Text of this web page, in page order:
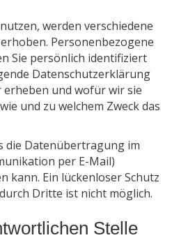
werden verschiedene
Personenbezogene
Sie persönlich identifiziert
Datenschutzerklärung
und wofür wir sie
und zu welchem Zweck das
die Datenübertragung im
per E-Mail)
kann. Ein lückenloser Schutz
Dritte ist nicht möglich.
Stelle